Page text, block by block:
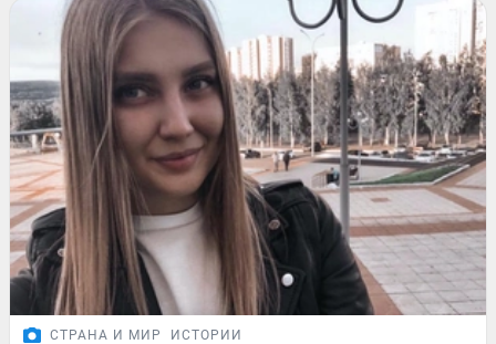
СТРАНА И МИР ИСТОРИИ